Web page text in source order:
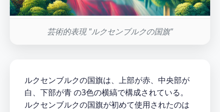
芸術的表現 "ルクセンブルクの国旗"
ルクセンブルクの国旗は、上部が赤、中央部が
白、下部が青 の3色の横縞で構成されている。
ルクセンブルクの国旗が初めて使用されたのは